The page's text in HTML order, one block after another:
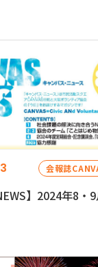
会報誌
】2024年8・